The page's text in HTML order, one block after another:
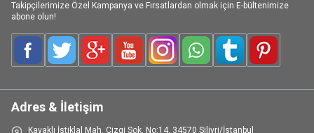
Takipçilerimize Özel Kampanya ve Fırsatlardan olmak için E-bültenimize
abone olun!
FacebookTwitterGoogle-PlusYoutubeInstagramWhatsAppTumblrPinterest
Adres & İletişim
Kavaklı İstiklal Mah. Çizgi Sok. No:14, 34570 Silivri/İstanbul